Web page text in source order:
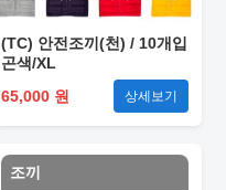
(TC) 안전조끼(천) / 10개입
곤색/XL
65,000 원
상세보기
조끼